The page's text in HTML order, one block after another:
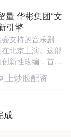
量 华彬集团“文
引擎
支持的音乐剧
在北京上演。这部
新性改编，首次
式重塑红色经
上炒股配资
成